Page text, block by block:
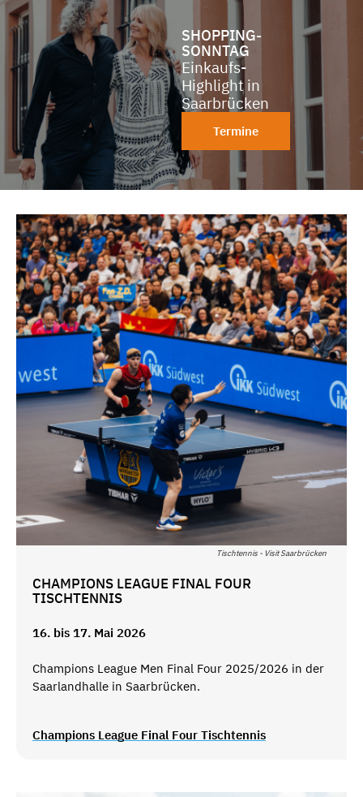
SHOPPING-
SONNTAG
Einkaufs-
Highlight in
Saarbrücken
Termine
Tischtennis - Visit Saarbrücken
CHAMPIONS LEAGUE FINAL FOUR
TISCHTENNIS
16. bis 17. Mai 2026
Champions League Men Final Four 2025/2026 in der
Saarlandhalle in Saarbrücken.
Champions League Final Four Tischtennis